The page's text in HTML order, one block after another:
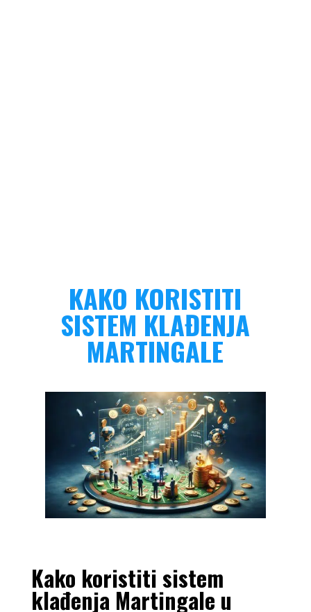
KAKO KORISTITI
SISTEM KLAĐENJA
MARTINGALE
Kako koristiti sistem
klađenja Martingale u